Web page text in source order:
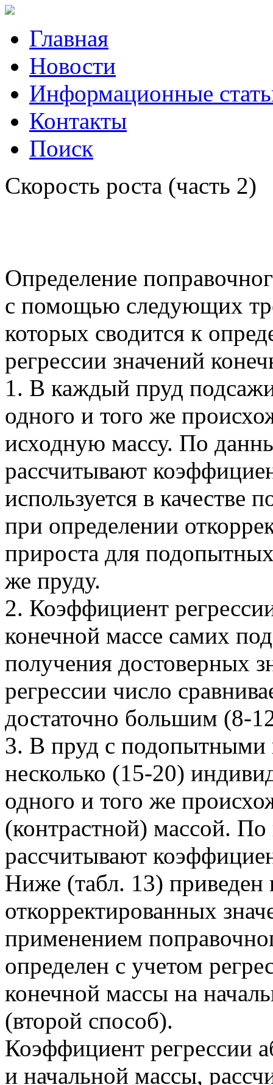
Главная
Новости
Информационные
Контакты
Поиск
Скорость роста (часть 2)
Определение
с помощью следующих
которых сводится к
регрессии значений
1. В каждый пруд
одного и того же
исходную массу. По
рассчитывают
используется в качестве
при определении
прироста для
же пруду.
2. Коэффициент
конечной массе самих
получения достоверных
регрессии число
достаточно большим (8-
3. В пруд с подопытными
несколько (15-20)
одного и того же
(контрастной) массой.
рассчитывают
Ниже (табл. 13) приведен
откорректированных
применением
определен с учетом
конечной массы на
(второй способ).
Коэффициент регрессии
и начальной массы,